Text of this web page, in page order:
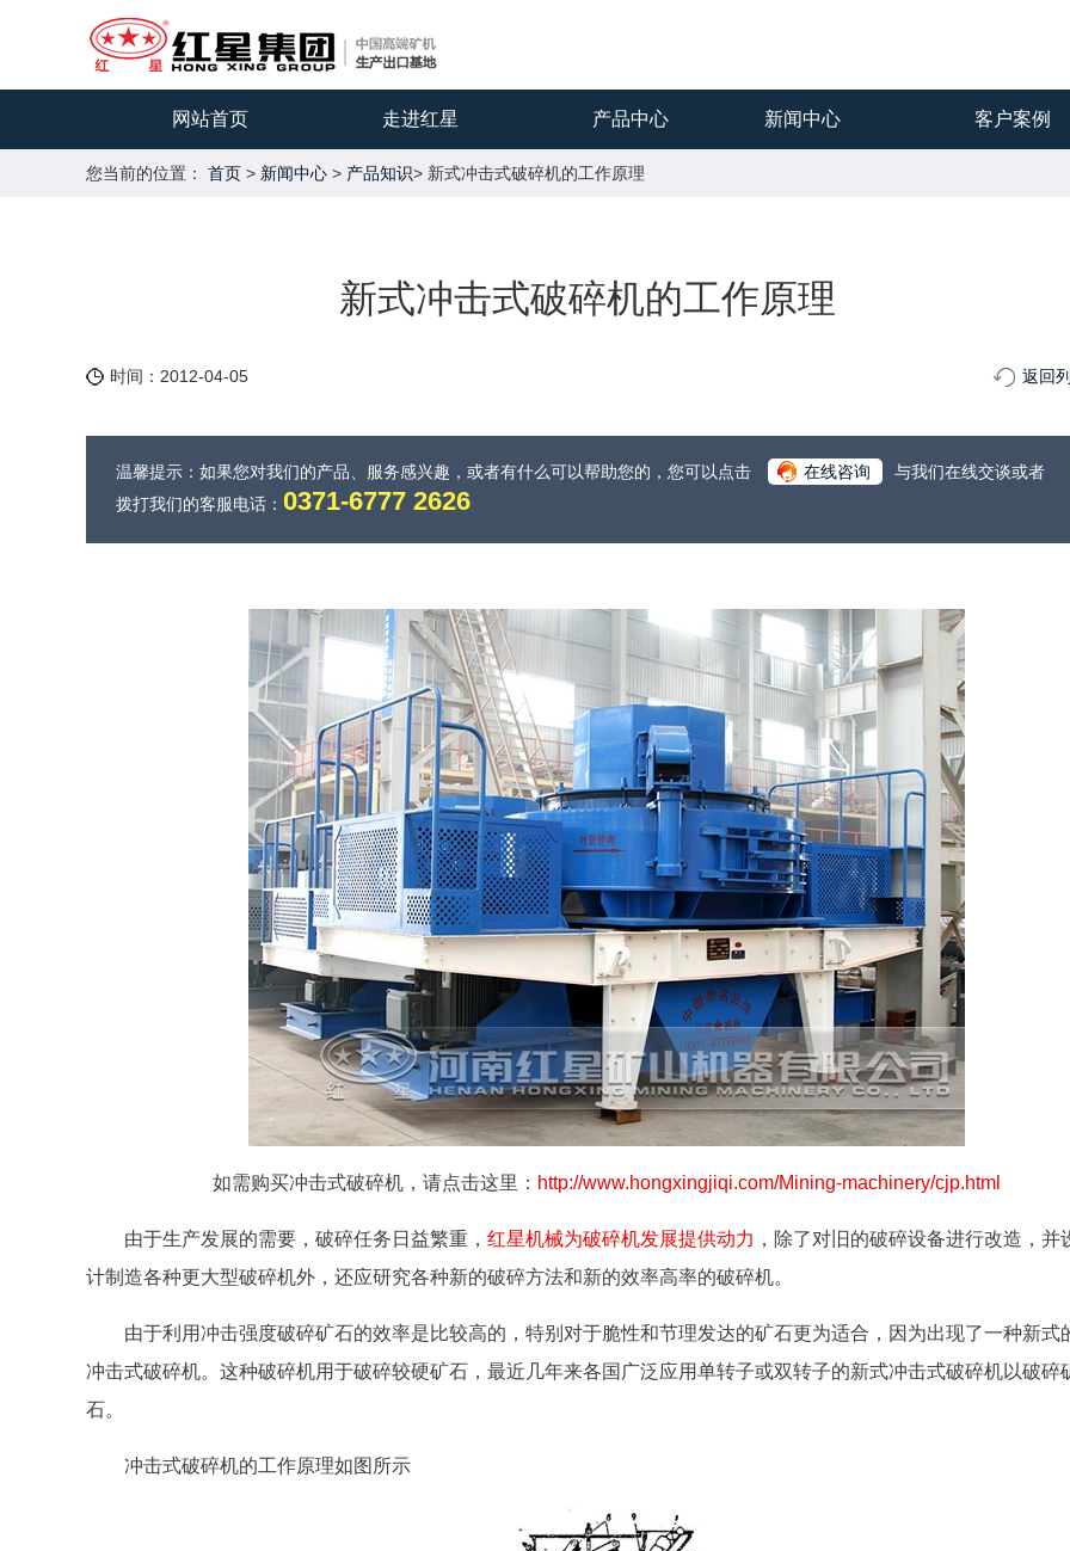
网站首页 走进红星 产品中心 新闻中心 客户案例
您当前的位置： 首页 > 新闻中心 > 产品知识> 新式冲击式破碎机的工作原理
新式冲击式破碎机的工作原理
时间：2012-04-05 返回
温馨提示：如果您对我们的产品、服务感兴趣，或者有什么可以帮助您的，您可以点击 在线咨询
与我们在线交谈或者
拨打我们的客服电话： 0371-6777 2626
如需购买冲击式破碎机，请点击这里： http://www.hongxingjiqi.com/Mining-machinery/cjp.html
由于生产发展的需要，破碎任务日益繁重， 红星机械为破碎机发展提供动力 ， 除了对旧的破碎设备进行改造，并
计制造各种更大型破碎机外，还应研究各种新的破碎方法和新的效率高率的破碎机。
由于利用冲击强度破碎矿石的效率是比较高的，特别对于脆性和节理发达的矿石更为适合，因为出现了一种新式
冲击式破碎机。这种破碎机用于破碎较硬矿石，最近几年来各国广泛应用单转子或双转子的新式冲击式破碎机以破碎
石。
冲击式破碎机的工作原理如图所示